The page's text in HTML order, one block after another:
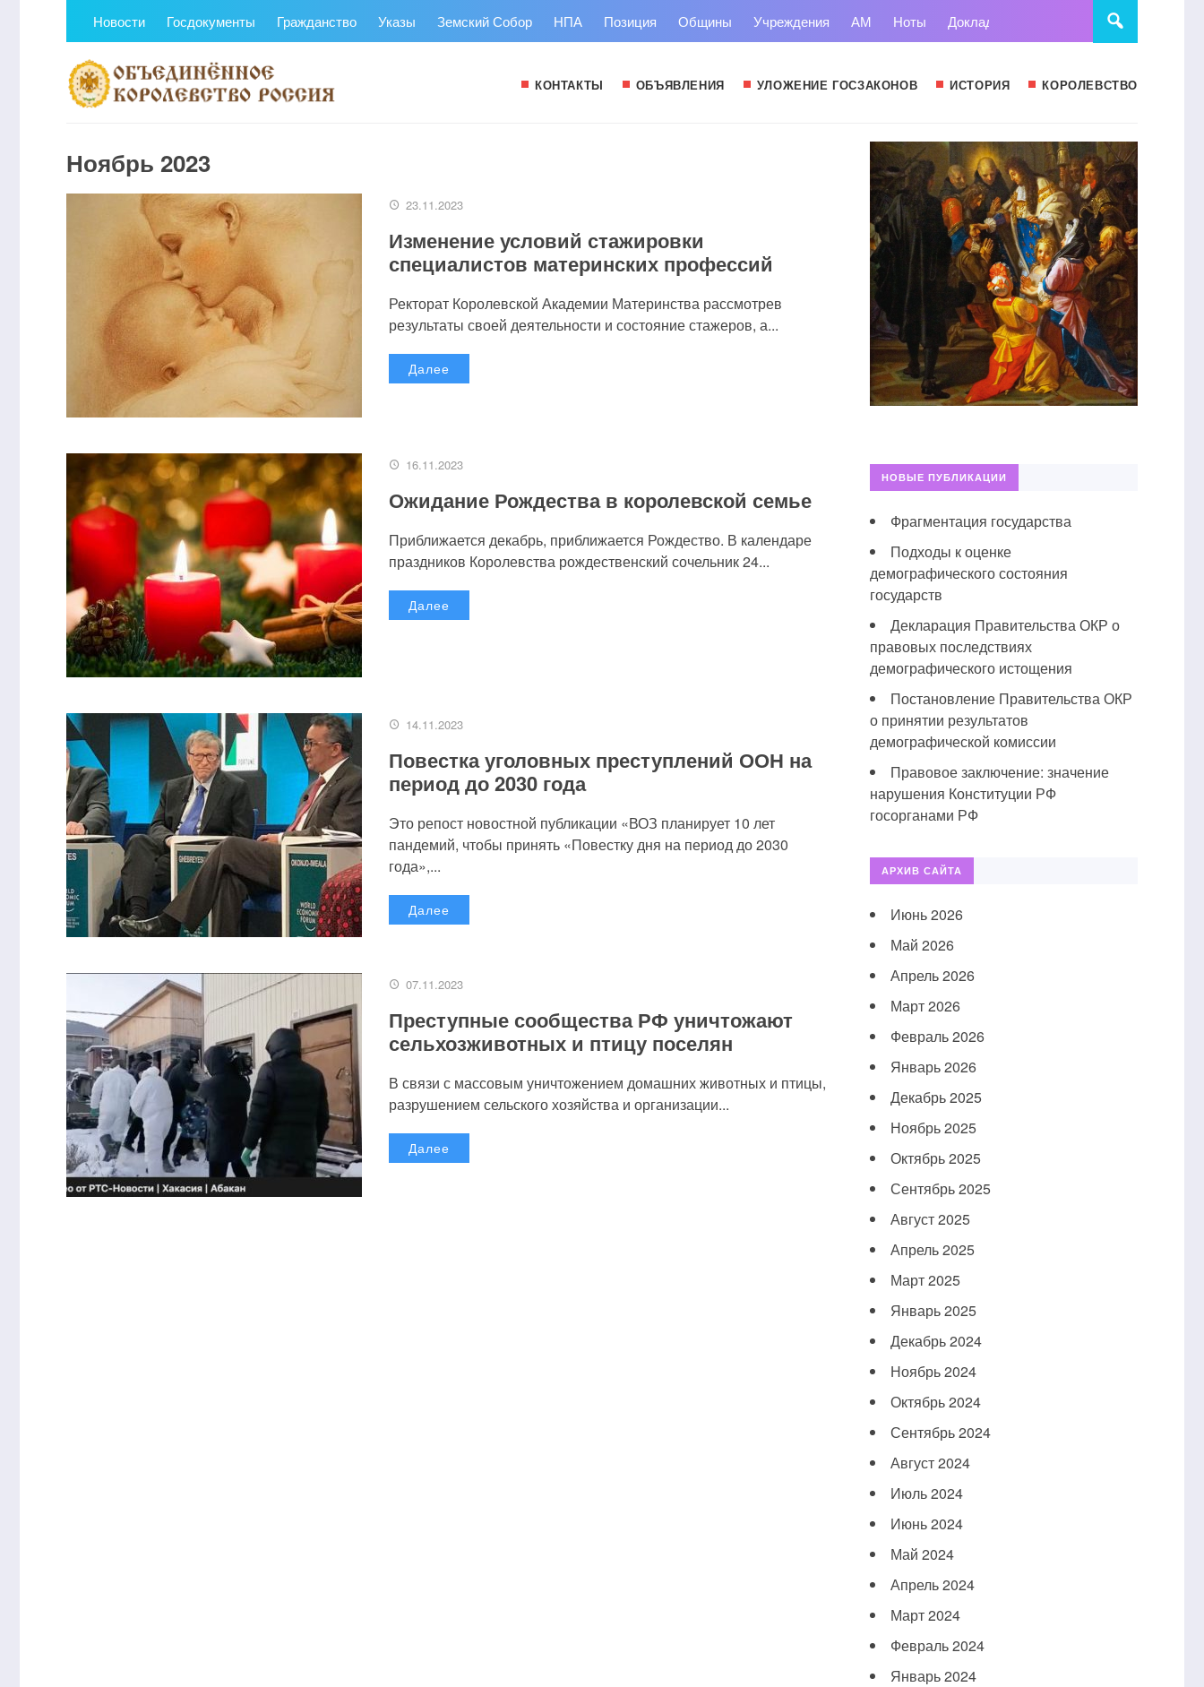
Новости Госдокументы Гражданство Указы Земский Собор НПА Позиция Общины Учреждения АМ Ноты Доклады Суд
КОНТАКТЫ ОБЪЯВЛЕНИЯ УЛОЖЕНИЕ ГОСЗАКОНОВ ИСТОРИЯ КОРОЛЕВСТВО
Ноябрь 2023
23.11.2023
Изменение условий стажировки
специалистов материнских профессий
Ректорат Королевской Академии Материнства рассмотрев
результаты своей деятельности и состояние стажеров, а...
Далее
16.11.2023
Ожидание Рождества в королевской семье
Приближается декабрь, приближается Рождество. В календаре
праздников Королевства рождественский сочельник 24...
Далее
14.11.2023
Повестка уголовных преступлений ООН на
период до 2030 года
Это репост новостной публикации «ВОЗ планирует 10 лет
пандемий, чтобы принять «Повестку дня на период до 2030
года»,...
Далее
07.11.2023
Преступные сообщества РФ уничтожают
сельхозживотных и птицу поселян
В связи с массовым уничтожением домашних животных и птицы,
разрушением сельского хозяйства и организации...
Далее
НОВЫЕ ПУБЛИКАЦИИ
Фрагментация государства
Подходы к оценке
демографического состояния
государств
Декларация Правительства ОКР о
правовых последствиях
демографического истощения
Постановление Правительства ОКР
о принятии результатов
демографической комиссии
Правовое заключение: значение
нарушения Конституции РФ
госорганами РФ
АРХИВ САЙТА
Июнь 2026
Май 2026
Апрель 2026
Март 2026
Февраль 2026
Январь 2026
Декабрь 2025
Ноябрь 2025
Октябрь 2025
Сентябрь 2025
Август 2025
Апрель 2025
Март 2025
Январь 2025
Декабрь 2024
Ноябрь 2024
Октябрь 2024
Сентябрь 2024
Август 2024
Июль 2024
Июнь 2024
Май 2024
Апрель 2024
Март 2024
Февраль 2024
Январь 2024